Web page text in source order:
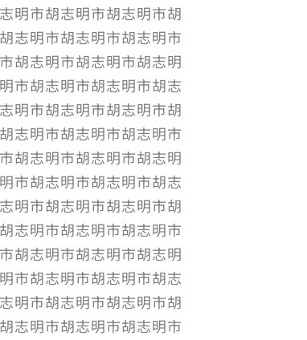
明市胡志明市胡志明市胡
志明市胡志明市胡志明市
胡志明市胡志明市胡志明
市胡志明市胡志明市胡志
明市胡志明市胡志明市胡
志明市胡志明市胡志明市
胡志明市胡志明市胡志明
市胡志明市胡志明市胡志
明市胡志明市胡志明市胡
志明市胡志明市胡志明市
胡志明市胡志明市胡志明
市胡志明市胡志明市胡志
明市胡志明市胡志明市胡
志明市胡志明市胡志明市